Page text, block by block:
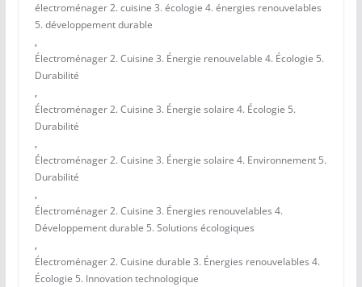
électroménager 2. cuisine 3. écologie 4. énergies renouvelables
5. développement durable
,
Électroménager 2. Cuisine 3. Énergie renouvelable 4. Écologie 5.
Durabilité
,
Électroménager 2. Cuisine 3. Énergie solaire 4. Écologie 5.
Durabilité
,
Électroménager 2. Cuisine 3. Énergie solaire 4. Environnement 5.
Durabilité
,
Électroménager 2. Cuisine 3. Énergies renouvelables 4.
Développement durable 5. Solutions écologiques
,
Électroménager 2. Cuisine durable 3. Énergies renouvelables 4.
Écologie 5. Innovation technologique